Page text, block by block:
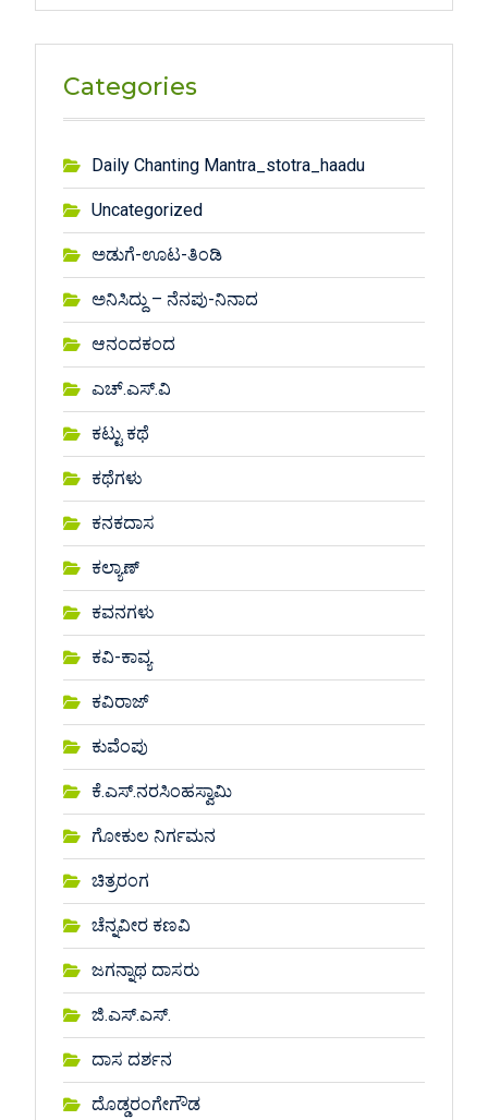
Categories
Daily Chanting Mantra_stotra_haadu
Uncategorized
ಅಡುಗೆ-ಊಟ-ತಿಂಡಿ
ಅನಿಸಿದ್ದು – ನೆನಪು-ನಿನಾದ
ಆನಂದಕಂದ
ಎಚ್.ಎಸ್.ವಿ
ಕಟ್ಟು ಕಥೆ
ಕಥೆಗಳು
ಕನಕದಾಸ
ಕಲ್ಯಾಣ್
ಕವನಗಳು
ಕವಿ-ಕಾವ್ಯ
ಕವಿರಾಜ್
ಕುವೆಂಪು
ಕೆ.ಎಸ್.ನರಸಿಂಹಸ್ವಾಮಿ
ಗೋಕುಲ ನಿರ್ಗಮನ
ಚಿತ್ರರಂಗ
ಚೆನ್ನವೀರ ಕಣವಿ
ಜಗನ್ನಾಥ ದಾಸರು
ಜಿ.ಎಸ್.ಎಸ್.
ದಾಸ ದರ್ಶನ
ದೊಡ್ಡರಂಗೇಗೌಡ